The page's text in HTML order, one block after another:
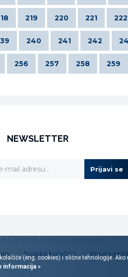
219 220 221 222
240 241 242
256 257 258 259
NEWSLETTER
Prijavi se
Politika kolačića Pravila
(eng. cookies) i slične tehnologije. Ako
informacija »